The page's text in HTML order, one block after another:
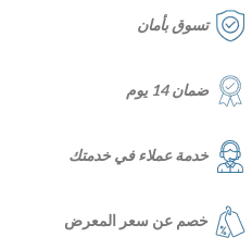
تسوق بأمان
ضمان 14 يوم
خدمة عملاء في خدمتك
خصم عن سعر المعرض